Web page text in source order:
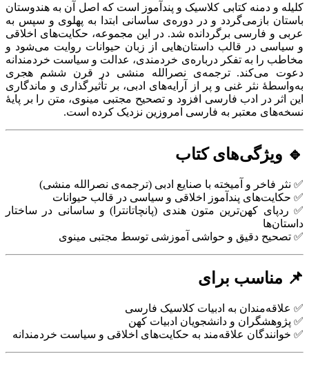
کلیله و دمنه کتابی کلاسیک و پندآموز است که اصل آن به هندوستان
باستان بازمی‌گردد و در دوره‌ی ساسانی ابتدا به پهلوی و سپس به
عربی و فارسی برگردانده شد. در این مجموعه، حکایت‌های اخلاقی
و سیاسی در قالب داستان‌هایی از زبان حیوانات روایت می‌شود و
مخاطب را به تفکر درباره‌ی خردمندی، عدالت و سیاست خردمندانه
دعوت می‌کند. ترجمه‌ی نصرالله منشی در قرن ششم هجری
به‌واسطهٔ نثر غنی و پر از آرایه‌های ادبی، بر تأثیرگذاری و ماندگاری
این اثر در ادب فارسی افزود و تصحیح مجتبی مینوی، متن را بر پایهٔ
نسخه‌های معتبر به فارسی امروزین نزدیک کرده است.
🔹 ویژگی‌های کتاب
✅ نثر فاخر و آمیخته با صنایع ادبی (ترجمه‌ی نصرالله منشی)
✅ حکایت‌های پندآموز اخلاقی و سیاسی در قالب حیوانات
✅ ردپای کهن‌ترین متون هندی (پانچاتانترا) و ساسانی در ساختار
داستان‌ها
✅ تصحیح دقیق و حواشی آموزشی توسط مجتبی مینوی
📌 مناسب برای
✅ علاقه‌مندان به ادبیات کلاسیک فارسی
✅ پژوهشگران و دانشجویان ادبیات کهن
✅ خوانندگان علاقه‌مند به حکایت‌های اخلاقی و سیاست خردمندانه